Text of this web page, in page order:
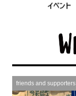
friends and supporters